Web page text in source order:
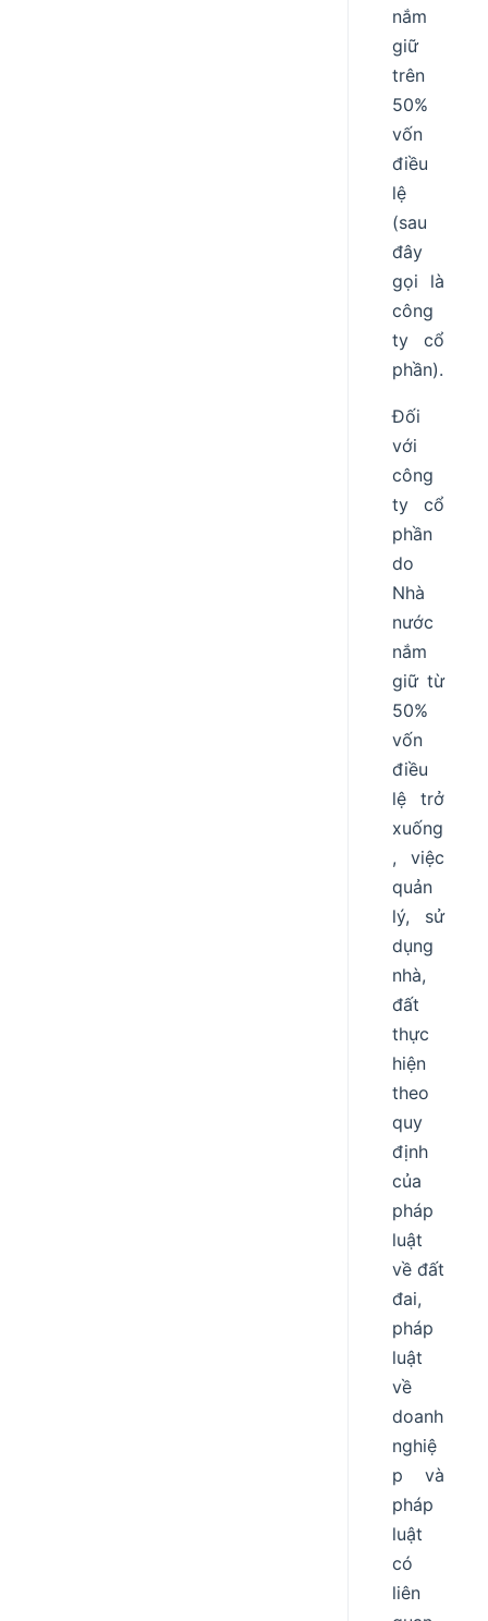
nắm
giữ
trên
50%
vốn
điều
lệ
(sau
đây
gọi là
công
ty cổ
phần).
Đối
với
công
ty cổ
phần
do
Nhà
nước
nắm
giữ từ
50%
vốn
điều
lệ trở
xuống
, việc
quản
lý, sử
dụng
nhà,
đất
thực
hiện
theo
quy
định
của
pháp
luật
về đất
đai,
pháp
luật
về
doanh
nghiệ
p và
pháp
luật
có
liên